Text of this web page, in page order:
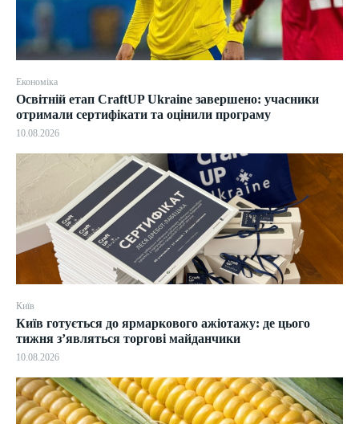
Економіка
Освітній етап CraftUP Ukraine завершено: учасники
отримали сертифікати та оцінили програму
10.08.2026
Київ
Київ готується до ярмаркового ажіотажу: де цього
тижня з’являться торгові майданчики
10.08.2026